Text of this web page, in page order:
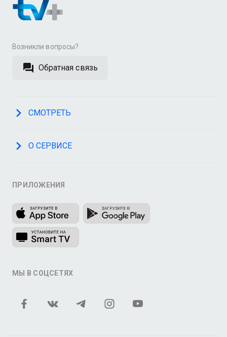
Возникли вопросы?
Обратная связь
СМОТРЕТЬ
О СЕРВИСЕ
ПРИЛОЖЕНИЯ
МЫ В СОЦСЕТЯХ